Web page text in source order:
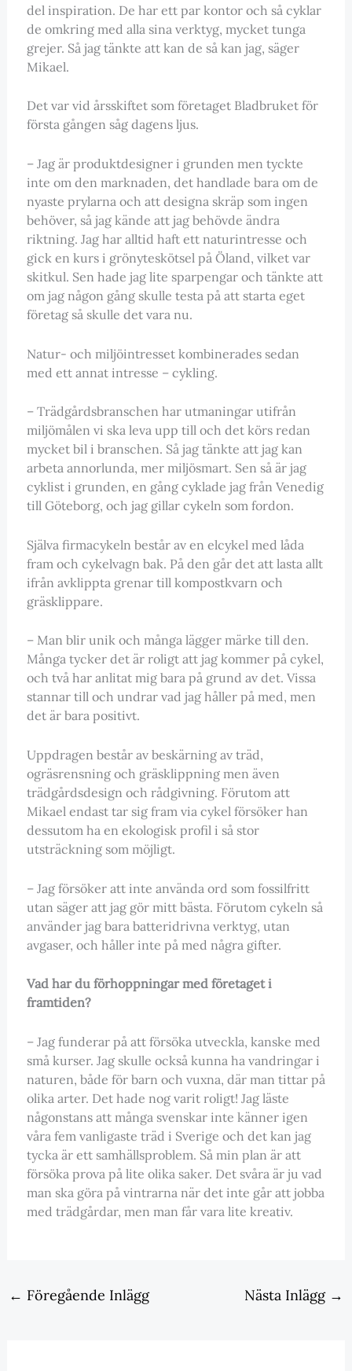
del inspiration. De har ett par kontor och så cyklar
de omkring med alla sina verktyg, mycket tunga
grejer. Så jag tänkte att kan de så kan jag, säger
Mikael.
Det var vid årsskiftet som företaget Bladbruket för
första gången såg dagens ljus.
– Jag är produktdesigner i grunden men tyckte
inte om den marknaden, det handlade bara om de
nyaste prylarna och att designa skräp som ingen
behöver, så jag kände att jag behövde ändra
riktning. Jag har alltid haft ett naturintresse och
gick en kurs i grönyteskötsel på Öland, vilket var
skitkul. Sen hade jag lite sparpengar och tänkte att
om jag någon gång skulle testa på att starta eget
företag så skulle det vara nu.
Natur- och miljöintresset kombinerades sedan
med ett annat intresse – cykling.
– Trädgårdsbranschen har utmaningar utifrån
miljömålen vi ska leva upp till och det körs redan
mycket bil i branschen. Så jag tänkte att jag kan
arbeta annorlunda, mer miljösmart. Sen så är jag
cyklist i grunden, en gång cyklade jag från Venedig
till Göteborg, och jag gillar cykeln som fordon.
Själva firmacykeln består av en elcykel med låda
fram och cykelvagn bak. På den går det att lasta allt
ifrån avklippta grenar till kompostkvarn och
gräsklippare.
– Man blir unik och många lägger märke till den.
Många tycker det är roligt att jag kommer på cykel,
och två har anlitat mig bara på grund av det. Vissa
stannar till och undrar vad jag håller på med, men
det är bara positivt.
Uppdragen består av beskärning av träd,
ogräsrensning och gräsklippning men även
trädgårdsdesign och rådgivning. Förutom att
Mikael endast tar sig fram via cykel försöker han
dessutom ha en ekologisk profil i så stor
utsträckning som möjligt.
– Jag försöker att inte använda ord som fossilfritt
utan säger att jag gör mitt bästa. Förutom cykeln så
använder jag bara batteridrivna verktyg, utan
avgaser, och håller inte på med några gifter.
Vad har du förhoppningar med företaget i
framtiden?
– Jag funderar på att försöka utveckla, kanske med
små kurser. Jag skulle också kunna ha vandringar i
naturen, både för barn och vuxna, där man tittar på
olika arter. Det hade nog varit roligt! Jag läste
någonstans att många svenskar inte känner igen
våra fem vanligaste träd i Sverige och det kan jag
tycka är ett samhällsproblem. Så min plan är att
försöka prova på lite olika saker. Det svåra är ju vad
man ska göra på vintrarna när det inte går att jobba
med trädgårdar, men man får vara lite kreativ.
← Föregående Inlägg Nästa Inlägg →